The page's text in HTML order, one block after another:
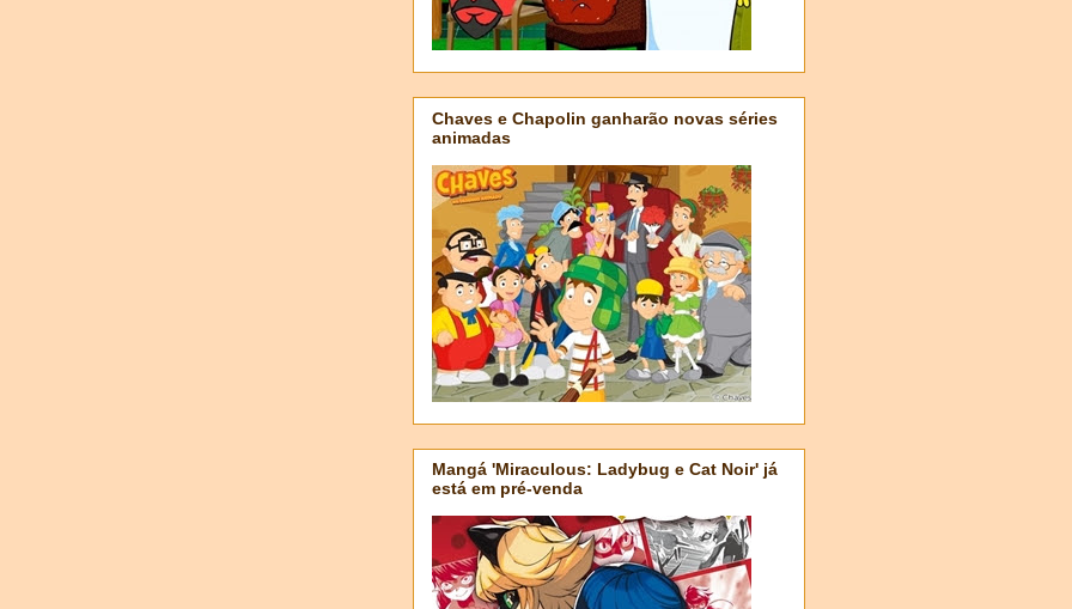
Chaves e Chapolin ganharão novas séries
animadas
Mangá 'Miraculous: Ladybug e Cat Noir' já
está em pré-venda